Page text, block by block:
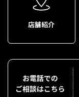
店舗紹介